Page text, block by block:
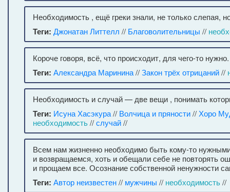
Необходимость , ещё греки знали, не только слепая,
Теги: Джонатан Литтелл // Благоволительницы //
Короче говоря, всё, что происходит, для чего-то нужно.
Теги: Александра Маринина//Закон трёх отрицаний//
Необходимость и случай — две вещи , понимать
Теги: Исуна Хасэкура// Волчица и пряности// Хоро
необходимость//случай//
Всем нам жизненно необходимо быть кому-то
и возвращаемся, хоть и обещали себе не повторять
и прощаем все. Осознание собственной ненужности
Теги: Автор неизвестен// мужчины // необходимость//